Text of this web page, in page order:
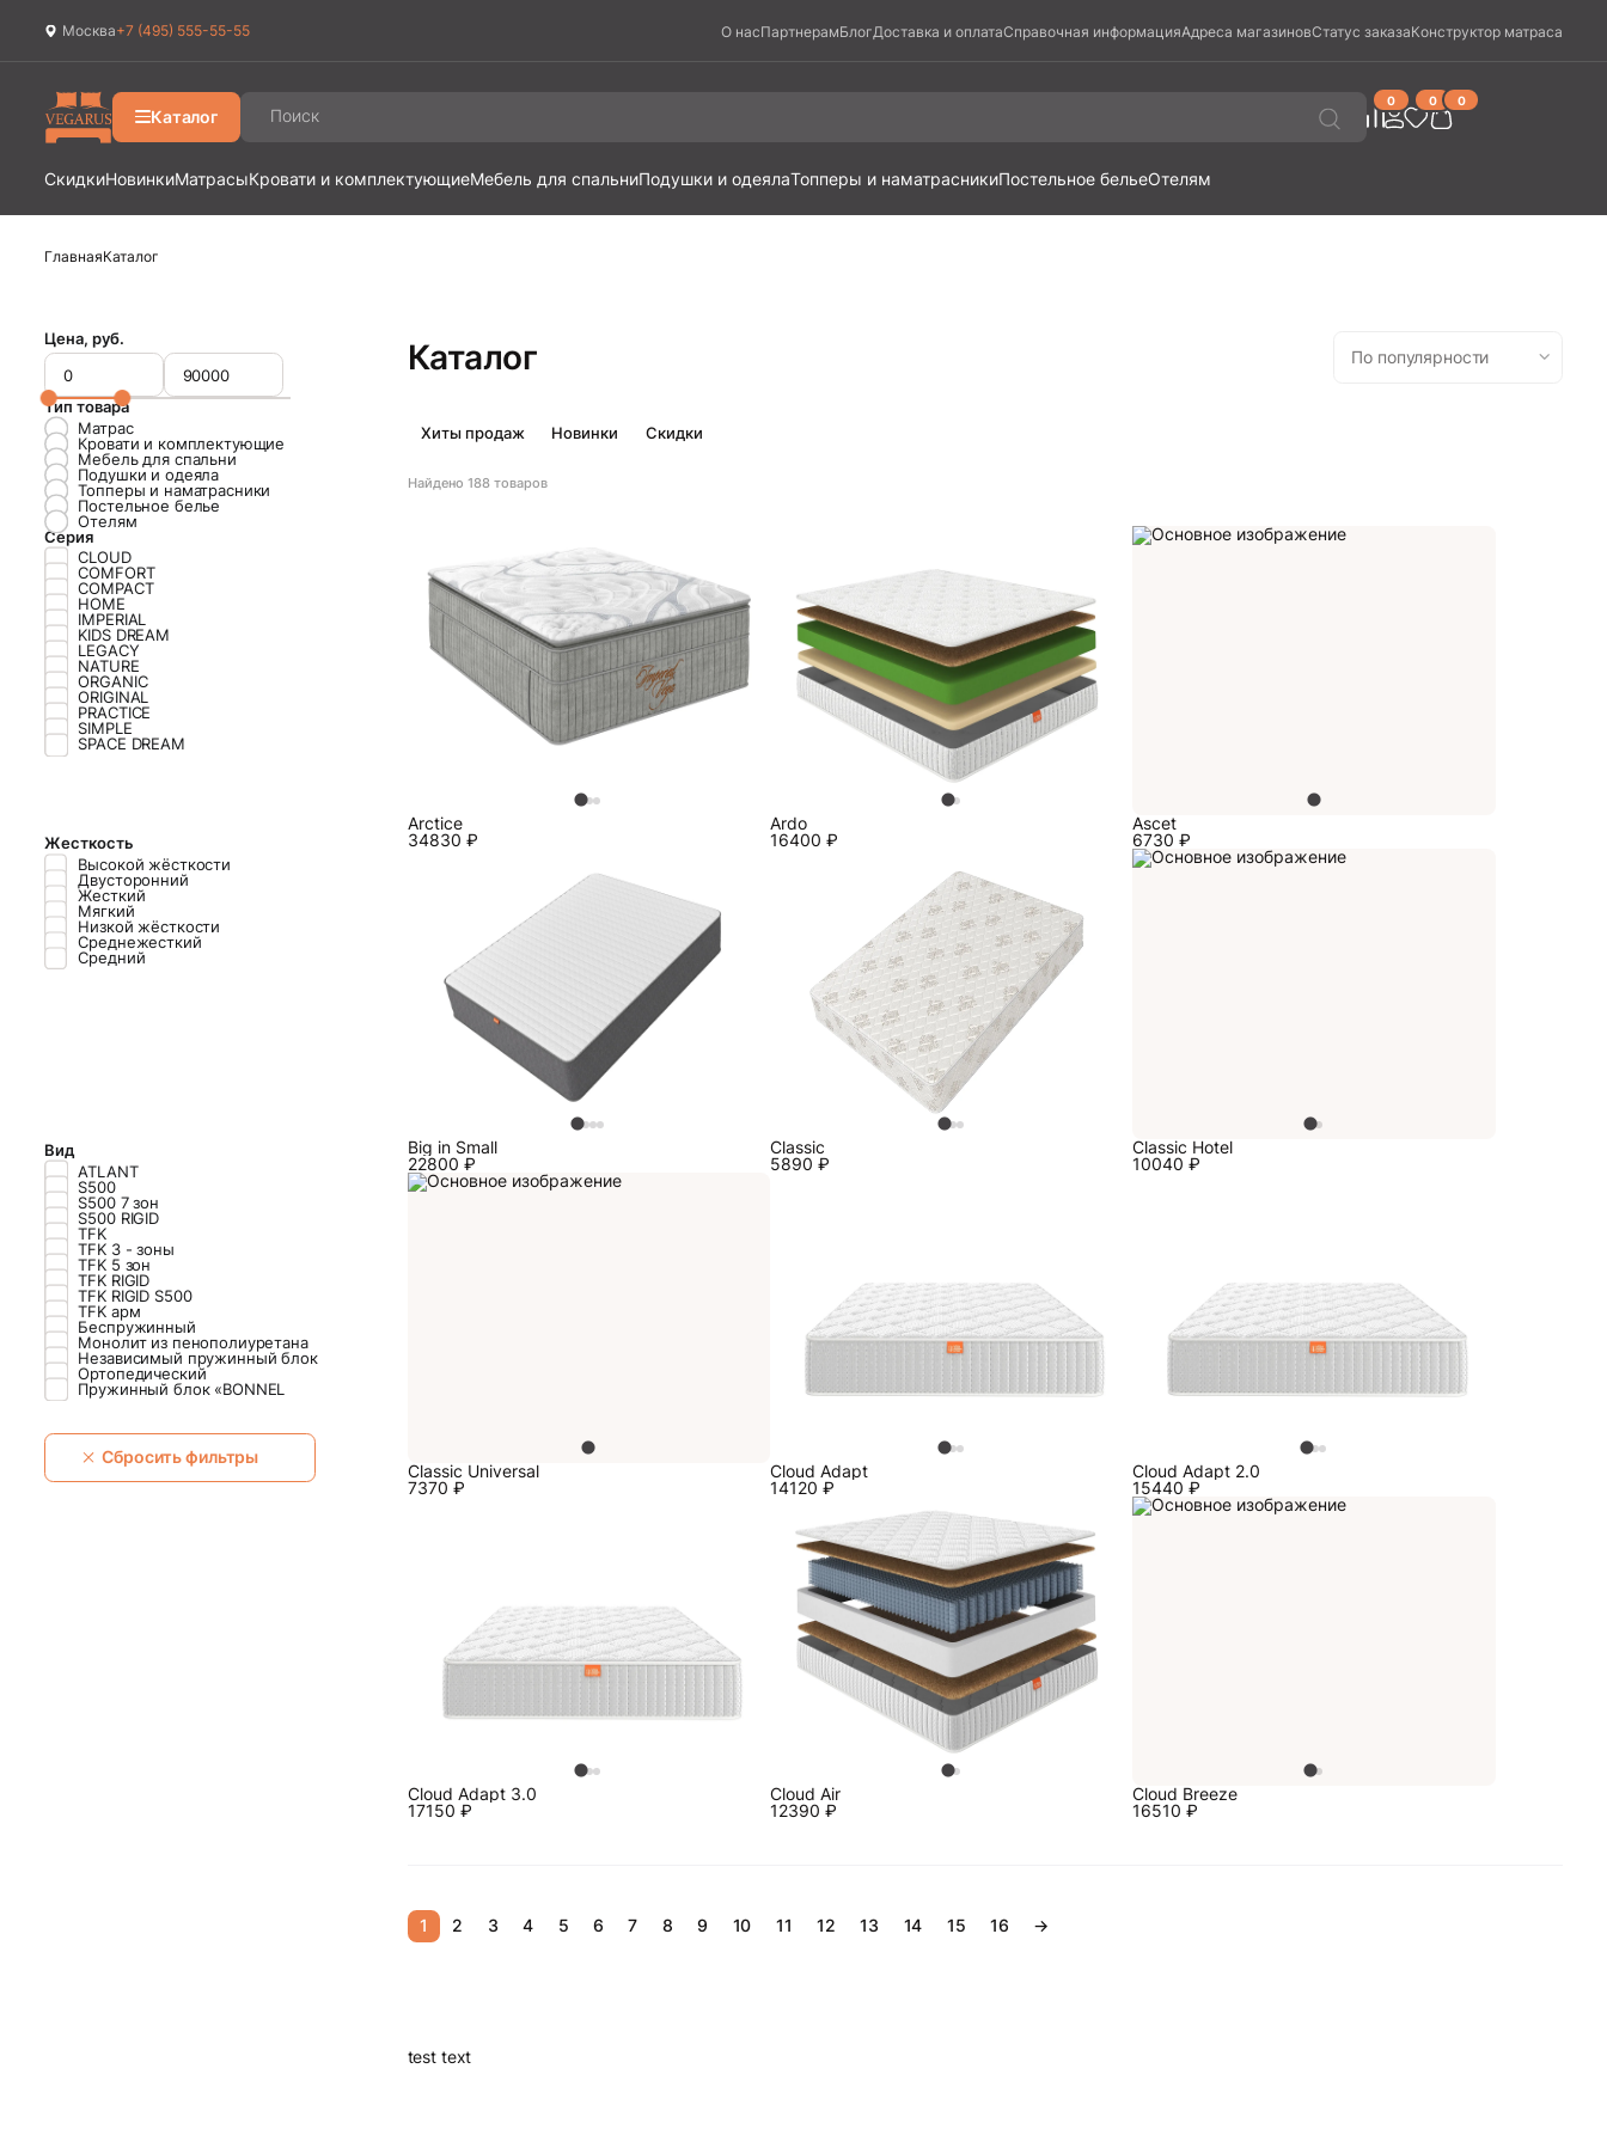
Москва+7 (495) 555-55-55 О насПартнерамБлогДоставка и оплатаСправочная информацияАдреса магазиновСтатус заказаКонструктор матраса
Каталог
0 0 0
СкидкиНовинкиМатрасыКровати и комплектующиеМебель для спальниПодушки и одеялаТопперы и наматрасникиПостельное бельеОтелям
Ваш городМосква?
Да
ГлавнаяКаталог
Цена, руб.
Тип товара
Матрас
Кровати и комплектующие
Мебель для спальни
Подушки и одеяла
Топперы и наматрасники
Постельное белье
Отелям
Серия
CLOUD
COMFORT
COMPACT
HOME
IMPERIAL
KIDS DREAM
LEGACY
NATURE
ORGANIC
ORIGINAL
PRACTICE
SIMPLE
SPACE DREAM
Жесткость
Высокой жёс­ткос­ти
Двусторонний
Жесткий
Мягкий
Низ­кой жёс­ткос­ти
Среднежесткий
Средний
Вид
ATLANT
S500
S500 7 зон
S500 RIGID
TFK
TFK 3 - зоны
TFK 5 зон
TFK RIGID
TFK RIGID S500
TFK арм
Беспружинный
Монолит из пенополиуретана
Независимый пружинный блок
Ортопедический
Пружинный блок «BONNEL
Сбросить фильтры
Каталог По популярности
Хиты продаж Новинки Скидки
Найдено 188товаров
Arctice
34830 ₽
Ardo
16400 ₽
Ascet
6730₽
Big in Small
22800 ₽
Classic
5890 ₽
Classic Hotel
10040₽
Classiс Universal
7370 ₽
Cloud Adapt
14120 ₽
Cloud Adapt 2.0
15440₽
Cloud Adapt 3.0
17150 ₽
Cloud Air
12390 ₽
Cloud Breeze
16510₽
1 2 3 4 5 6 7 8 9 10 11 12 13 14 15 16 →
test text